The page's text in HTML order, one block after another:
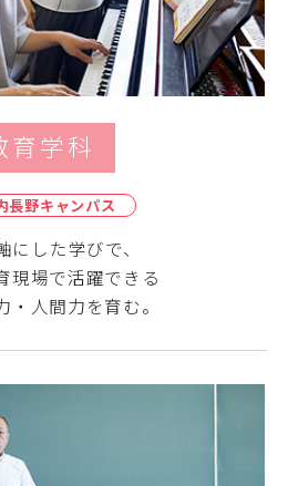
育学科
長野キャンパス
にした学びで、
現場で活躍できる
・人間力を育む。